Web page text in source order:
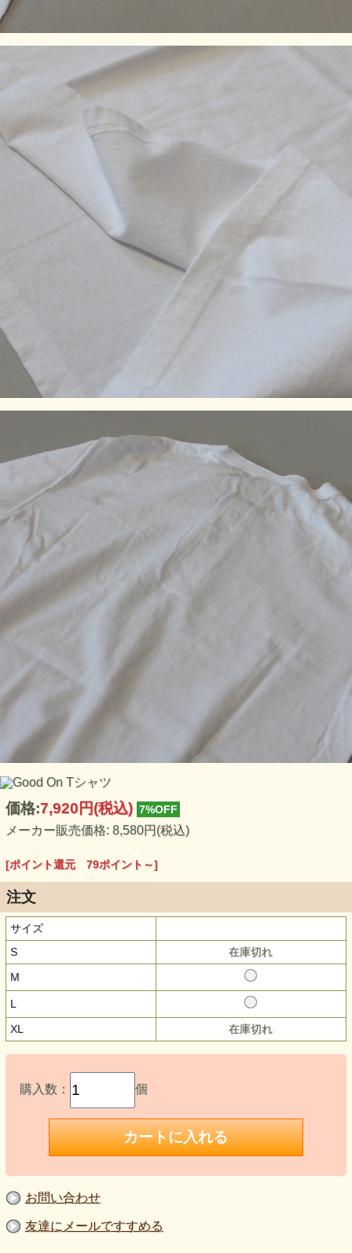
価格:7,920円(税込) 7%OFF
メーカー販売価格: 8,580円(税込)
[ポイント還元 79ポイント～]
注文
サイズ
S
在庫切れ
M
L
XL 在庫切れ
購入数： 個
お問い合わせ
友達にメールですすめる